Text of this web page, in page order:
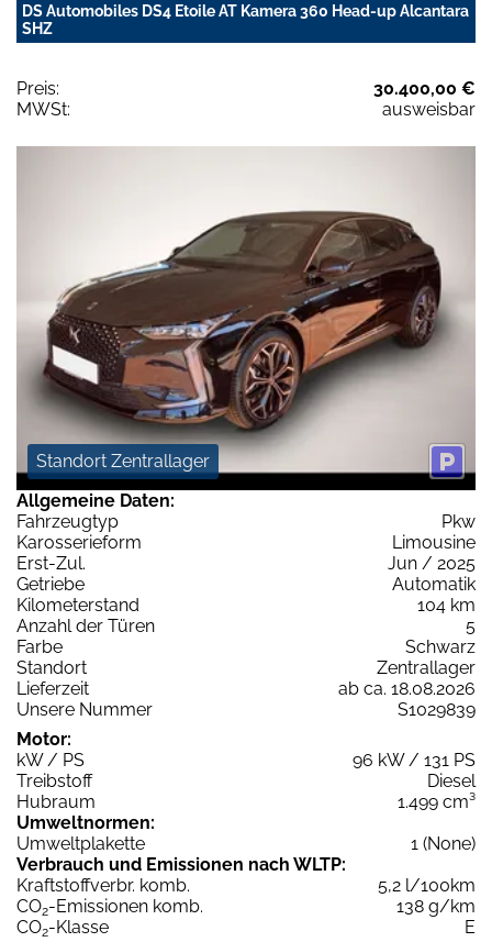
DS Automobiles DS4 Etoile AT Kamera 360 Head-up Alcantara
SHZ
Preis:
30.400,00 €
MWSt:
ausweisbar
Standort Zentrallager
Allgemeine Daten:
Fahrzeugtyp
Pkw
Karosserieform
Limousine
Erst-Zul.
Jun / 2025
Getriebe
Automatik
Kilometerstand
104 km
Anzahl der Türen
5
Farbe
Schwarz
Standort
Zentrallager
Lieferzeit
ab ca. 18.08.2026
Unsere Nummer
S1029839
Motor:
kW / PS
96 kW / 131 PS
Treibstoff
Diesel
Hubraum
1.499 cm³
Umweltnormen:
Umweltplakette
1 (None)
Verbrauch und Emissionen nach WLTP:
Kraftstoffverbr. komb.
5,2 l/100km
CO2-Emissionen komb.
138 g/km
CO2-Klasse
E